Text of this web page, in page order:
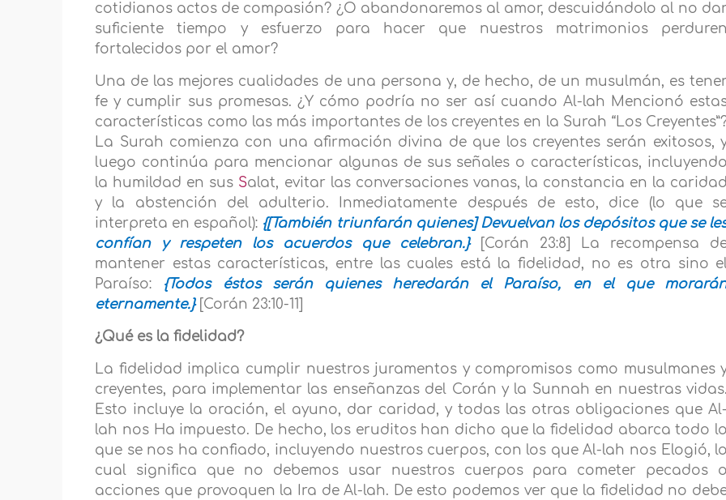
cotidianos actos de compasión? ¿O abandonaremos al amor, descuidándolo al no dar
suficiente tiempo y esfuerzo para hacer que nuestros matrimonios perduren
fortalecidos por el amor?
Una de las mejores cualidades de una persona y, de hecho, de un musulmán, es tener
fe y cumplir sus promesas. ¿Y cómo podría no ser así cuando Al-lah Mencionó
características como las más importantes de los creyentes en la Surah “Los
La Surah comienza con una afirmación divina de que los creyentes serán exitosos,
luego continúa para mencionar algunas de sus señales o características, incluyendo
la humildad en sus Salat, evitar las conversaciones vanas, la constancia en la caridad
y la abstención del adulterio. Inmediatamente después de esto, dice (lo que
interpreta en español): {[También triunfarán quienes] Devuelvan los depósitos que se
confían y respeten los acuerdos que celebran.}[Corán 23:8] La recompensa
mantener estas características, entre las cuales está la fidelidad, no es otra sino
Paraíso: {Todos éstos serán quienes heredarán el Paraíso, en el que
eternamente.}[Corán 23:10-11]
¿Qué es la fidelidad?
La fidelidad implica cumplir nuestros juramentos y compromisos como musulmanes
creyentes, para implementar las enseñanzas del Corán y la Sunnah en nuestras vidas.
Esto incluye la oración, el ayuno, dar caridad, y todas las otras obligaciones que Al-
lah nos Ha impuesto. De hecho, los eruditos han dicho que la fidelidad abarca todo lo
que se nos ha confiado, incluyendo nuestros cuerpos, con los queAl-lah nos Elogió, lo
cual significa que no debemos usar nuestros cuerpos para cometer pecados o
acciones que provoquen la Ira de Al-lah. De esto podemos ver que la fidelidad no